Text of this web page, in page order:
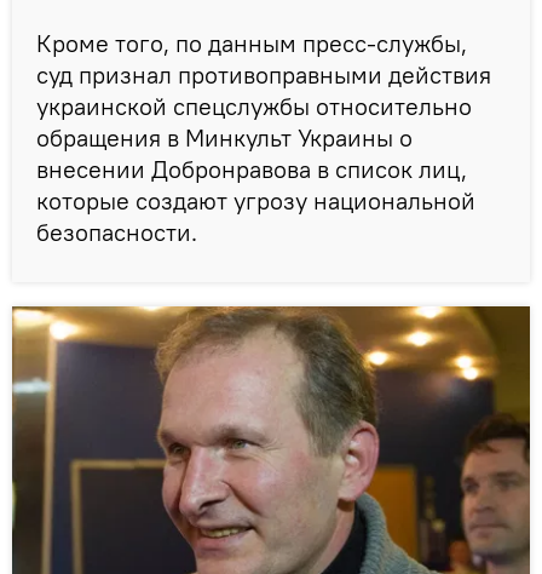
Кроме того, по данным пресс-службы,
суд признал противоправными действия
украинской спецслужбы относительно
обращения в Минкульт Украины о
внесении Добронравова в список лиц,
которые создают угрозу национальной
безопасности.